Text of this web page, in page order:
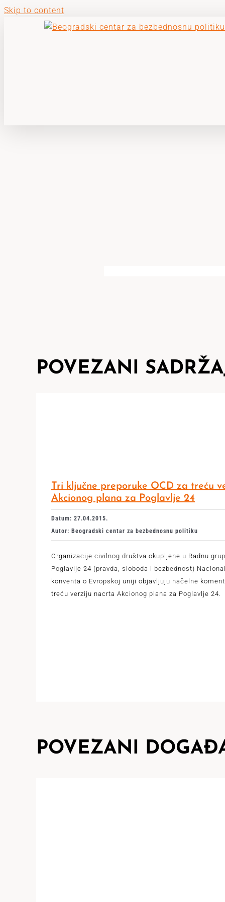
Skip to content
POVEZANI
Tri ključne preporuke OCD za treću
Akcionog plana za Poglavlje 24
Datum: 27.04.2015.
Autor: Beogradski centar za bezbednosnu politiku
Organizacije civilnog društva okupljene u Radnu
Poglavlje 24 (pravda, sloboda i bezbednost)
konventa o Evropskoj uniji objavljuju načelne
treću verziju nacrta Akcionog plana za Poglavlje 24.
POVEZANI